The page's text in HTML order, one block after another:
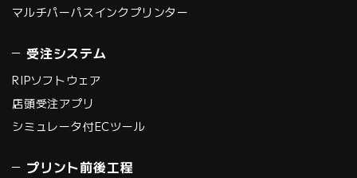
マルチパーパスインクプリンター
受注システム
RIPソフトウェア
店頭受注アプリ
シミュレータ付ECツール
プリント前後工程